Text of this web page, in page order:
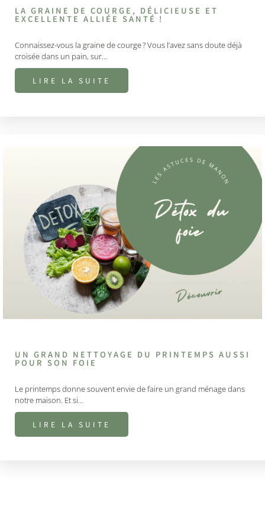
LA GRAINE DE COURGE, DÉLICIEUSE ET
EXCELLENTE ALLIÉE SANTÉ !
Connaissez-vous la graine de courge ? Vous l’avez sans doute déjà
croisée dans un pain, sur…
LIRE LA SUITE
UN GRAND NETTOYAGE DU PRINTEMPS AUSSI
POUR SON FOIE
Le printemps donne souvent envie de faire un grand ménage dans
notre maison. Et si…
LIRE LA SUITE